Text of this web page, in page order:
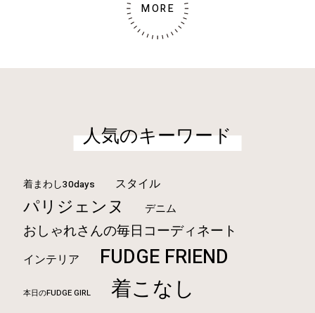
MORE
人気のキーワード
着まわし30days スタイル
パリジェンヌ デニム
おしゃれさんの毎日コーディネート
インテリア FUDGE FRIEND
本日のFUDGE GIRL 着こなし